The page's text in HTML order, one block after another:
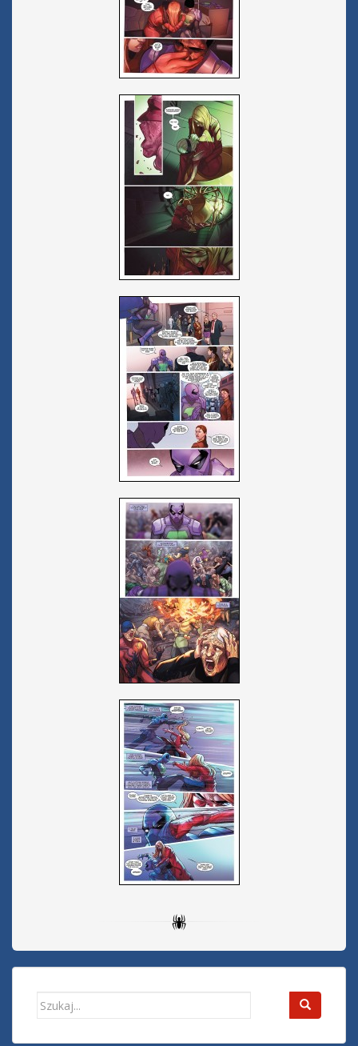
Search